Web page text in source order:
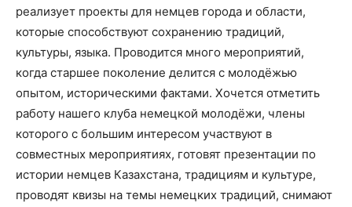
реализует проекты для немцев города и области,
которые способствуют сохранению традиций,
культуры, языка. Проводится много мероприятий,
когда старшее поколение делится с молодёжью
опытом, историческими фактами. Хочется отметить
работу нашего клуба немецкой молодёжи, члены
которого с большим интересом участвуют в
совместных мероприятиях, готовят презентации по
истории немцев Казахстана, традициям и культуре,
проводят квизы на темы немецких традиций, снимают